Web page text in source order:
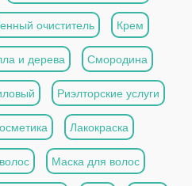
очиститель Крем
и дерева Смородина
Риэлторские услуги
Лакокраска
Маска для волос